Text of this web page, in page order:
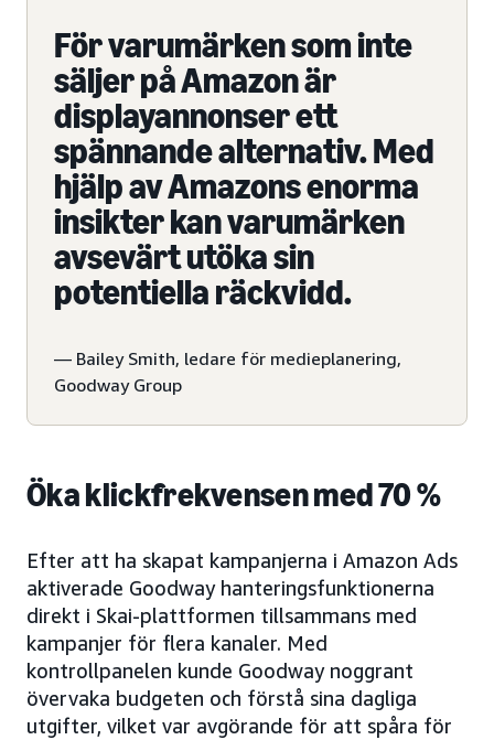
För varumärken som inte
säljer på Amazon är
displayannonser ett
spännande alternativ. Med
hjälp av Amazons enorma
insikter kan varumärken
avsevärt utöka sin
potentiella räckvidd.
— Bailey Smith, ledare för medieplanering,
Goodway Group
Öka klickfrekvensen med 70 %
Efter att ha skapat kampanjerna i Amazon Ads
aktiverade Goodway hanteringsfunktionerna
direkt i Skai-plattformen tillsammans med
kampanjer för flera kanaler. Med
kontrollpanelen kunde Goodway noggrant
övervaka budgeten och förstå sina dagliga
utgifter, vilket var avgörande för att spåra för